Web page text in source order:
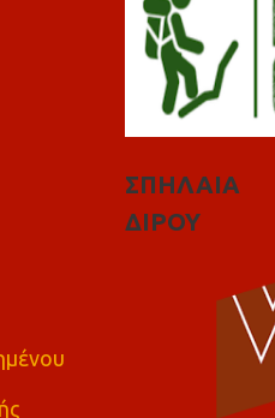
ΣΠΗΛΑΙΑ
ΔΙΡΟΥ